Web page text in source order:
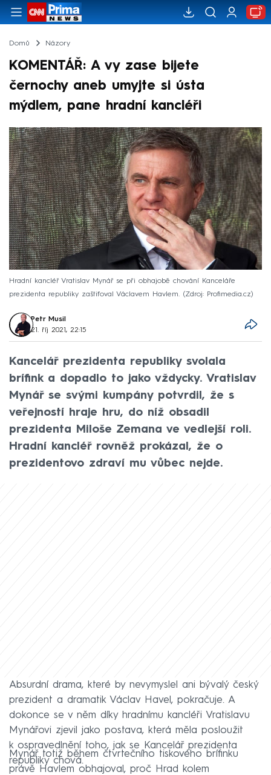
Domů Názory
KOMENTÁŘ: A vy zase bijete
černochy aneb umyjte si ústa
mýdlem, pane hradní kancléři
Hradní kancléř Vratislav Mynář se při obhajobě chování Kanceláře
prezidenta republiky zaštiťoval Václavem Havlem.
Zdroj: Profimedia.cz
Petr Musil
21. říj 2021, 22:15
Kancelář prezidenta republiky svolala
brífink a dopadlo to jako vždycky. Vratislav
Mynář se svými kumpány potvrdil, že s
veřejností hraje hru, do níž obsadil
prezidenta Miloše Zemana ve vedlejší roli.
Hradní kancléř rovněž prokázal, že o
prezidentovo zdraví mu vůbec nejde.
Absurdní drama, které by nevymyslel ani bývalý český
prezident a dramatik Václav Havel, pokračuje. A
dokonce se v něm díky hradnímu kancléři Vratislavu
Mynářovi zjevil jako postava, která měla posloužit
k ospravedlnění toho, jak se Kancelář prezidenta
republiky chová.
Mynář totiž během čtvrtečního tiskového brífinku
právě Havlem obhajoval, proč Hrad kolem